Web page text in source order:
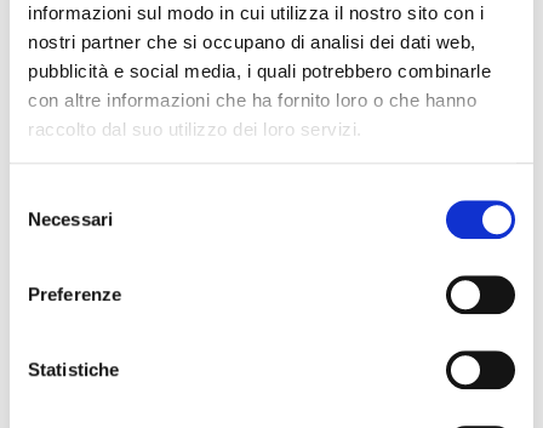
informazioni sul modo in cui utilizza il nostro sito con i
nostri partner che si occupano di analisi dei dati web,
pubblicità e social media, i quali potrebbero combinarle
con altre informazioni che ha fornito loro o che hanno
raccolto dal suo utilizzo dei loro servizi.
delNecessari
Preferenze
Statistiche
10 g Acqua per la gelatina
139 g Copertura Waina 35%
4 g Baccello di vaniglia Polinesia
Porta a bollore l’acqua, unisci la gelatina reidratata e il baccello.